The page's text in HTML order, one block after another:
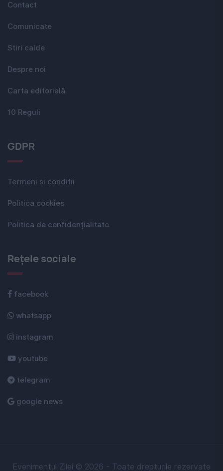
Contact
Comunicate
Stiri calde
Despre noi
Carta editorială
10 Reguli
GDPR
Termeni si conditii
Politica cookies
Politica de confidențialitate
Rețele sociale
facebook
whatsapp
instagram
youtube
telegram
google news
Evenimentul Zilei © 2026 - Toate drepturile rezervate